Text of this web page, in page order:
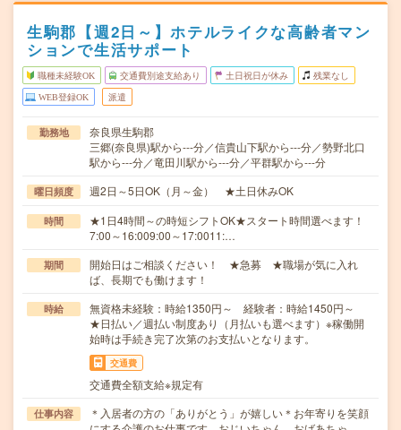
生駒郡【週2日～】ホテルライクな高齢者マン
ションで生活サポート
職種未経験OK 交通費別途支給あり 土日祝日が休み 残業なし
WEB登録OK 派遣
勤務地
奈良県生駒郡
三郷(奈良県)駅から---分／信貴山下駅から---分／勢野北口
駅から---分／竜田川駅から---分／平群駅から---分
曜日頻度 週2日～5日OK（月～金） ★土日休みOK
時間
★1日4時間～の時短シフトOK★スタート時間選べます！
7:00～16:009:00～17:0011:…
期間
開始日はご相談ください！ ★急募 ★職場が気に入れ
ば、長期でも働けます！
時給
無資格未経験：時給1350円～ 経験者：時給1450円～
★日払い／週払い制度あり（月払いも選べます）※稼働開
始時は手続き完了次第のお支払いとなります。
交通費
交通費全額支給※規定有
仕事内容
＊入居者の方の「ありがとう」が嬉しい＊お年寄りを笑顔